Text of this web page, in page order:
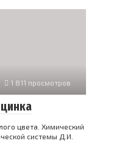
1 811 просмотров
цвета. Химический
системы Д.И.